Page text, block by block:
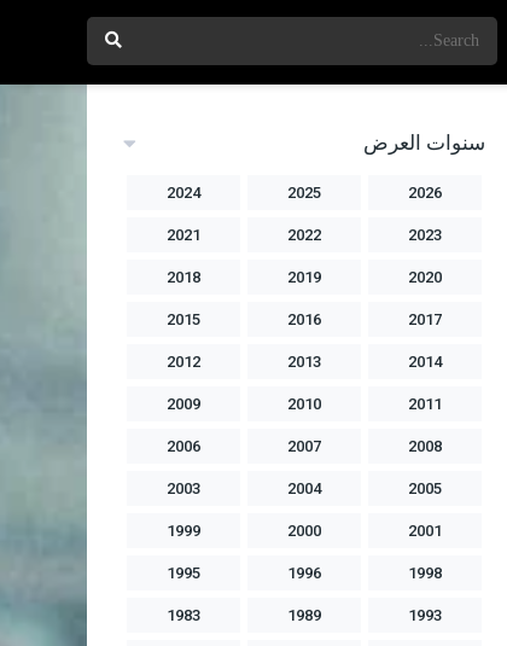
سنوات العرض
2026
2025
2024
2023
2022
2021
2020
2019
2018
2017
2016
2015
2014
2013
2012
2011
2010
2009
2008
2007
2006
2005
2004
2003
2001
2000
1999
1998
1996
1995
1993
1989
1983